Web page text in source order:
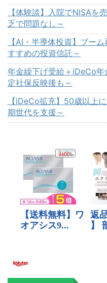
【体験談】入院でNISAを
乏で問題なし～
【AI・半導体投資】ブー
すすめの投資信託～
年金繰下げ受給＋iDeCo
定社保反映後も～
【iDeCo拡充】50歳以上
期世代を支援～